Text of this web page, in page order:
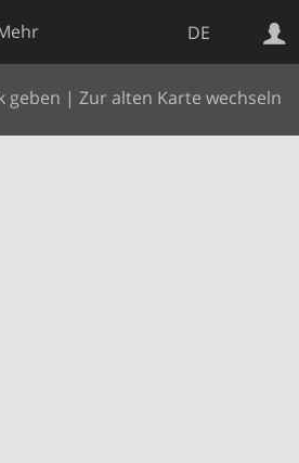
DE
geben | Zur alten Karte wechseln
Websuche